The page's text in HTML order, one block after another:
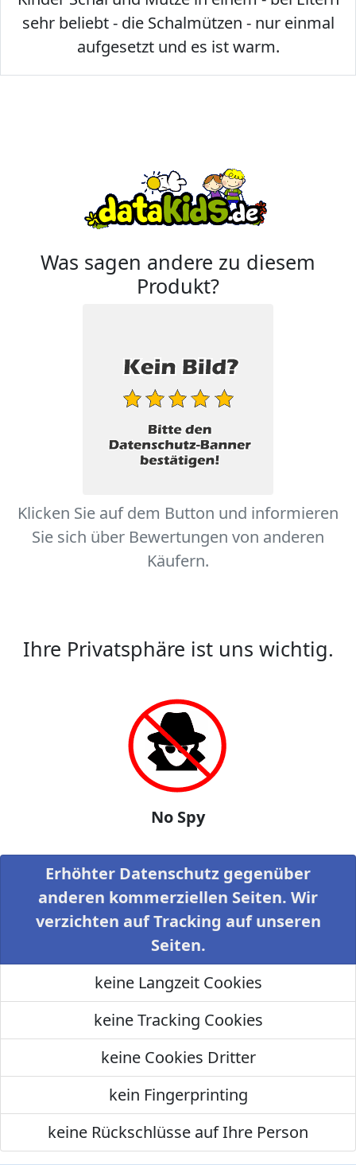
sehr beliebt - die Schalmützen - nur einmal
aufgesetzt und es ist warm.
Was sagen andere zu diesem
Produkt?
Klicken Sie auf dem Button und informieren
Sie sich über Bewertungen von anderen
Käufern.
Ihre Privatsphäre ist uns wichtig.
No Spy
Erhöhter Datenschutz gegenüber
anderen kommerziellen Seiten. Wir
verzichten auf Tracking auf unseren
Seiten.
keine Langzeit Cookies
keine Tracking Cookies
keine Cookies Dritter
kein Fingerprinting
keine Rückschlüsse auf Ihre Person